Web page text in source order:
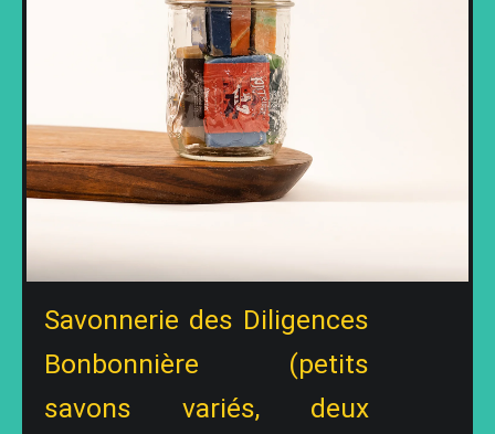
Savonnerie des Diligences
Bonbonnière (petits
savons variés, deux